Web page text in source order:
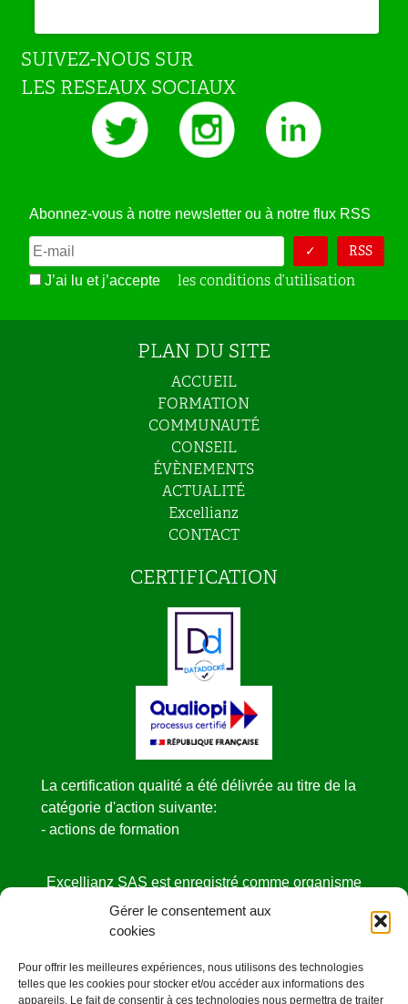
Gérer le consentement aux
cookies
Pour offrir les meilleures expériences, nous utilisons des technologies
telles que les cookies pour stocker et/ou accéder aux informations des
appareils. Le fait de consentir à ces technologies nous permettra de traiter
SUIVEZ-NOUS SUR
LES RESEAUX SOCIAUX
Abonnez-vous à notre newsletter ou à notre flux RSS
RSS
J’ai lu et j’accepte les conditions d’utilisation
PLAN DU SITE
ACCUEIL
FORMATION
COMMUNAUTÉ
CONSEIL
ÉVÈNEMENTS
ACTUALITÉ
Excellianz
CONTACT
CERTIFICATION
La certification qualité a été délivrée au titre de la
catégorie d'action suivante:
- actions de formation
Excellianz SAS est enregistré comme organisme
de formation
sous le NDA N° 52440841444 auprès de la
Cet enregistrement ne vaut pas agrément de l’état